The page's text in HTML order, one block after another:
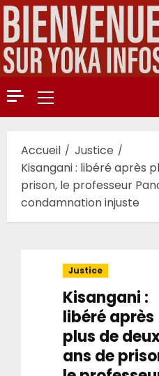
Aller
au
contenu
Menu
principal
Accueil
Justice
Kisangani : libéré après
prison, le professeur
condamnation injuste
Justice
Kisangani :
libéré après
plus de
ans de